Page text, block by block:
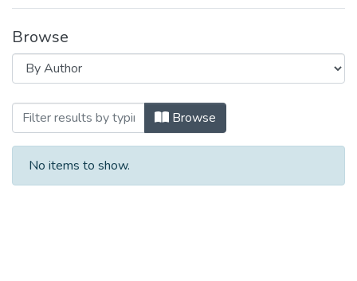
Browse
Browsing Diplomado en Periodoncia
Browse
No items to show.